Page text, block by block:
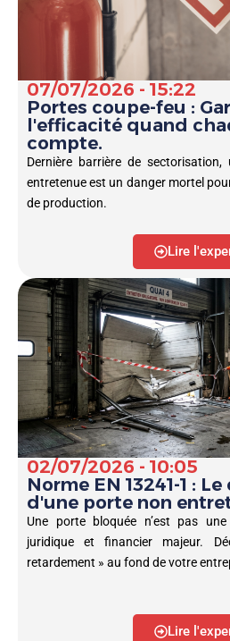
07/07/2026 - 15:22
Portes coupe-feu :
l'efficacité quand
compte.
Dernière barrière de
entretenue est un danger mortel
de production.
Lire
02/07/2026 - 10:05
Norme EN 13241-1 :
d'une porte non
Une porte bloquée n’est pas
juridique et financier majeur.
retardement » au fond de votre
Lire